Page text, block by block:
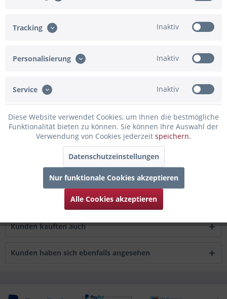
Konfiguration ist unvollständig - bitte prüfen!
Beschreibung
persönliche Note geben? Dann...mehr
0
Bewertungen lesen, schreiben und diskutieren...
Infos zum Hersteller
Folgende Infos zum Hersteller sind verfübar......
Kunden kauften auch
Kunden haben sich ebenfalls angesehen
Tracking Inaktiv
Personalisierung Inaktiv
Service Inaktiv
Diese Website verwendet Cookies, um Ihnen die bestmögliche
Funktionalität bieten zu können. Sie können Ihre Auswahl der
Verwendung von Cookies jederzeit speichern.
Datenschutzeinstellungen
Nur funktionale Cookies akzeptieren
Alle Cookies akzeptieren